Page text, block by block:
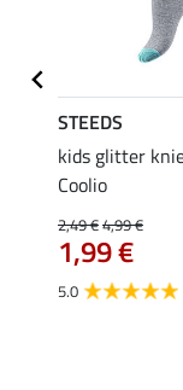
STEEDS
kids glitter
Coolio
2,49 €4,99 €
1,99 €
5.0